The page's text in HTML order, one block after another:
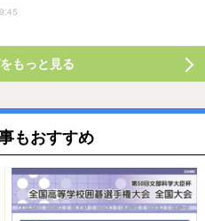
もっと見る
もおすすめ